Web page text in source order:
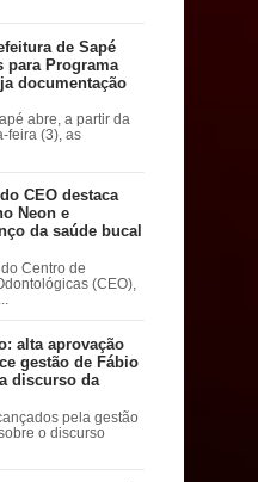
de Sapé
para Programa
documentação
abre, a partir da
feira (3), as
CEO destaca
Neon e
da saúde bucal
Centro de
(CEO),
alta aprovação
gestão de Fábio
discurso da
pela gestão
o discurso